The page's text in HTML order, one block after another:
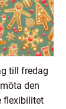
till fredag
den
flexibilitet